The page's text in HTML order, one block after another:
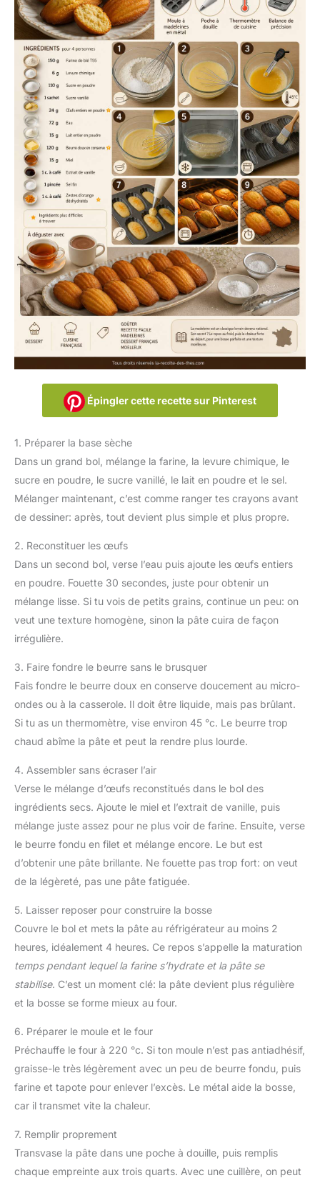
Épingler cette recette sur Pinterest
1. Préparer la base sèche
Dans un grand bol, mélange la farine, la levure chimique, le
sucre en poudre, le sucre vanillé, le lait en poudre et le sel.
Mélanger maintenant, c’est comme ranger tes crayons avant
de dessiner: après, tout devient plus simple et plus propre.
2. Reconstituer les œufs
Dans un second bol, verse l’eau puis ajoute les œufs entiers
en poudre. Fouette 30 secondes, juste pour obtenir un
mélange lisse. Si tu vois de petits grains, continue un peu: on
veut une texture homogène, sinon la pâte cuira de façon
irrégulière.
3. Faire fondre le beurre sans le brusquer
Fais fondre le beurre doux en conserve doucement au micro-
ondes ou à la casserole. Il doit être liquide, mais pas brûlant.
Si tu as un thermomètre, vise environ 45 °c. Le beurre trop
chaud abîme la pâte et peut la rendre plus lourde.
4. Assembler sans écraser l’air
Verse le mélange d’œufs reconstitués dans le bol des
ingrédients secs. Ajoute le miel et l’extrait de vanille, puis
mélange juste assez pour ne plus voir de farine. Ensuite, verse
le beurre fondu en filet et mélange encore. Le but est
d’obtenir une pâte brillante. Ne fouette pas trop fort: on veut
de la légèreté, pas une pâte fatiguée.
5. Laisser reposer pour construire la bosse
Couvre le bol et mets la pâte au réfrigérateur au moins 2
heures, idéalement 4 heures. Ce repos s’appelle la maturation
temps pendant lequel la farine s’hydrate et la pâte se
stabilise. C’est un moment clé: la pâte devient plus régulière
et la bosse se forme mieux au four.
6. Préparer le moule et le four
Préchauffe le four à 220 °c. Si ton moule n’est pas antiadhésif,
graisse-le très légèrement avec un peu de beurre fondu, puis
farine et tapote pour enlever l’excès. Le métal aide la bosse,
car il transmet vite la chaleur.
7. Remplir proprement
Transvase la pâte dans une poche à douille, puis remplis
chaque empreinte aux trois quarts. Avec une cuillère, on peut